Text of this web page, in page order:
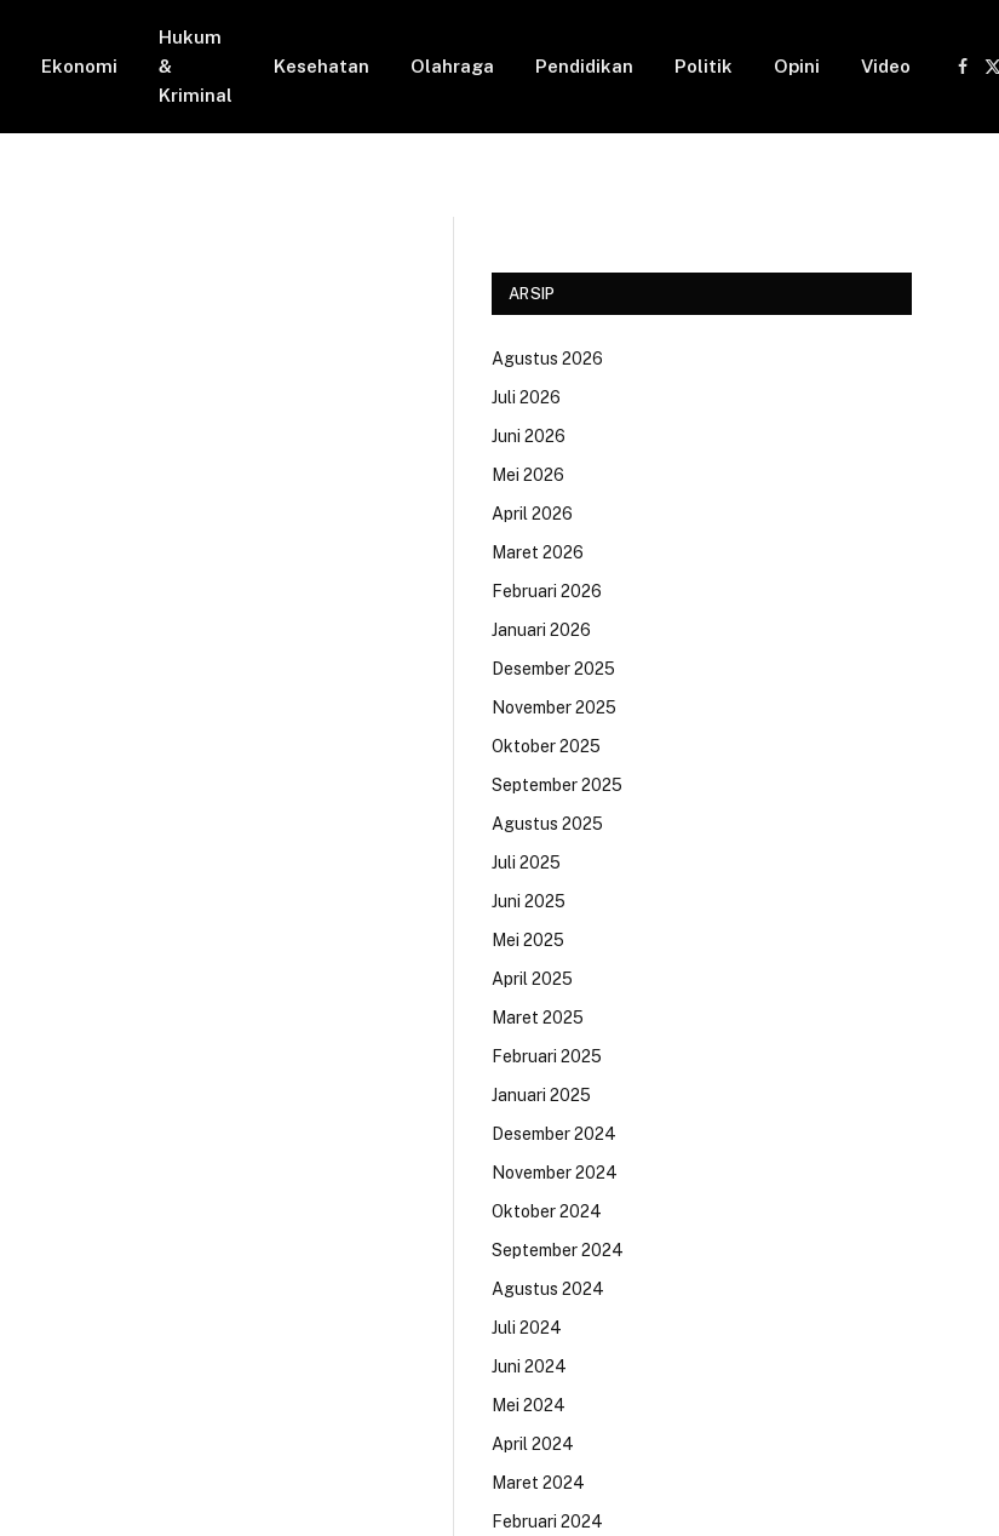
Ekonomi
Hukum
&
Kriminal
Kesehatan Olahraga Pendidikan Politik Opini Video
ARSIP
Agustus 2026
Juli 2026
Juni 2026
Mei 2026
April 2026
Maret 2026
Februari 2026
Januari 2026
Desember 2025
November 2025
Oktober 2025
September 2025
Agustus 2025
Juli 2025
Juni 2025
Mei 2025
April 2025
Maret 2025
Februari 2025
Januari 2025
Desember 2024
November 2024
Oktober 2024
September 2024
Agustus 2024
Juli 2024
Juni 2024
Mei 2024
April 2024
Maret 2024
Februari 2024